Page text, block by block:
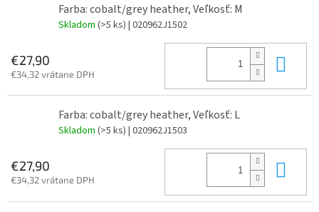
Farba: cobalt/grey heather, Veľkosť: M
Skladom (>5 ks) | 020962J1502
€27,90
€34,32 vrátane DPH
Farba: cobalt/grey heather, Veľkosť: L
Skladom (>5 ks) | 020962J1503
€27,90
€34,32 vrátane DPH